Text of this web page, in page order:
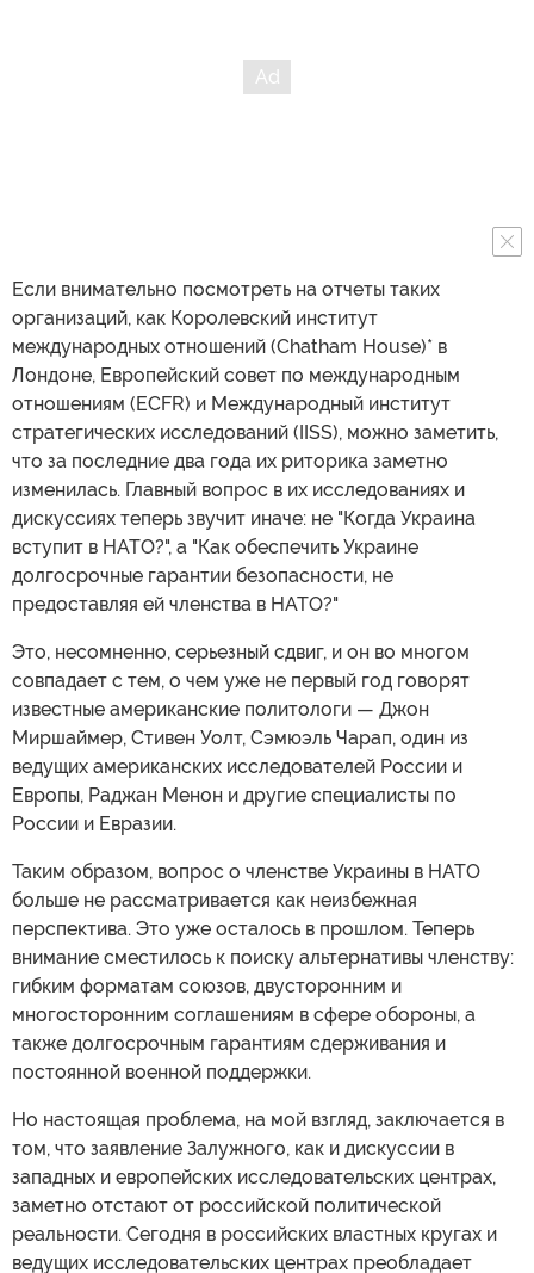
Если внимательно посмотреть на отчеты таких
организаций, как Королевский институт
международных отношений (Chatham House)* в
Лондоне, Европейский совет по международным
отношениям (ECFR) и Международный институт
стратегических исследований (IISS), можно заметить,
что за последние два года их риторика заметно
изменилась. Главный вопрос в их исследованиях и
дискуссиях теперь звучит иначе: не "Когда Украина
вступит в НАТО?", а "Как обеспечить Украине
долгосрочные гарантии безопасности, не
предоставляя ей членства в НАТО?"
Это, несомненно, серьезный сдвиг, и он во многом
совпадает с тем, о чем уже не первый год говорят
известные американские политологи — Джон
Миршаймер, Стивен Уолт, Сэмюэль Чарап, один из
ведущих американских исследователей России и
Европы, Раджан Менон и другие специалисты по
России и Евразии.
Таким образом, вопрос о членстве Украины в НАТО
больше не рассматривается как неизбежная
перспектива. Это уже осталось в прошлом. Теперь
внимание сместилось к поиску альтернативы членству:
гибким форматам союзов, двусторонним и
многосторонним соглашениям в сфере обороны, а
также долгосрочным гарантиям сдерживания и
постоянной военной поддержки.
Но настоящая проблема, на мой взгляд, заключается в
том, что заявление Залужного, как и дискуссии в
западных и европейских исследовательских центрах,
заметно отстают от российской политической
реальности. Сегодня в российских властных кругах и
ведущих исследовательских центрах преобладает